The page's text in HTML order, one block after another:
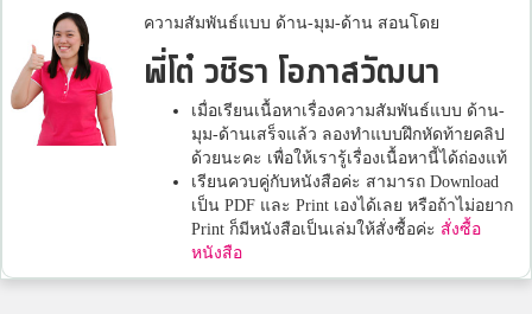
ความสัมพันธ์แบบ ด้าน-มุม-ด้าน สอนโดย
พี่โต๋ วชิรา โอภาสวัฒนา
เมื่อเรียนเนื้อหาเรื่องความสัมพันธ์แบบ ด้าน-
มุม-ด้านเสร็จแล้ว ลองทำแบบฝึกหัดท้ายคลิป
ด้วยนะคะ เพื่อให้เรารู้เรื่องเนื้อหานี้ได้ถ่องแท้
เรียนควบคู่กับหนังสือค่ะ สามารถ Download
เป็น PDF และ Print เองได้เลย หรือถ้าไม่อยาก
Print ก็มีหนังสือเป็นเล่มให้สั่งซื้อค่ะ สั่งซื้อ
หนังสือ